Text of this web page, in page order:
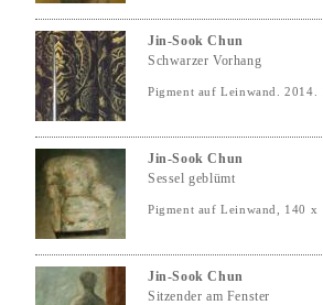
Jin-Sook Chun
Schwarzer Vorhang
Pigment auf Leinwand. 2014.
Jin-Sook Chun
Sessel geblümt
Pigment auf Leinwand, 140 x
Jin-Sook Chun
Sitzender am Fenster